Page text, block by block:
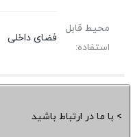
محیط قابل
استفاده:
فضای داخلی
> با ما در ارتباط باشید